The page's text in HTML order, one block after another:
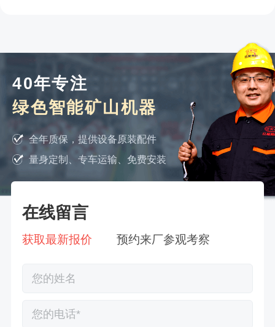
40年专注
绿色智能矿山机器
全年质保，提供设备原装配件
量身定制、专车运输、免费安装
在线留言
获取最新报价 预约来厂参观考察